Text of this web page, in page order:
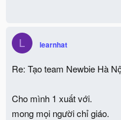
L learnhat
Re: Tạo team Newbie Hà
Cho mình 1 xuất với.
mong mọi người chỉ giáo.